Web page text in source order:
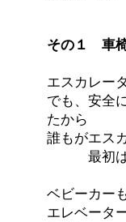
その１ 車
エスカレー
でも、安全
たから
誰もがエス
最初はお
ベビーカー
エレベータ